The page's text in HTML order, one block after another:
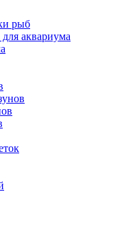
рыб
аквариума